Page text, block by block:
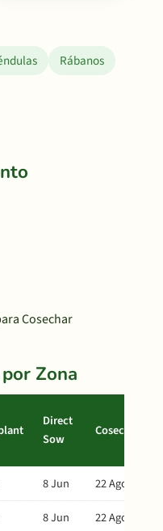
Rábanos
Cosechar
Zona
Direct
Sow
Cosecha
8 Jun
22 Ago
8 Jun
22 Ago